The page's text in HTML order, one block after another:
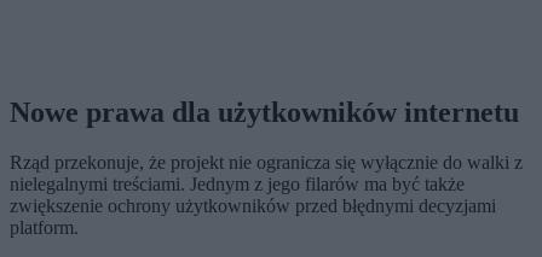
Nowe prawa dla użytkowników internetu
Rząd przekonuje, że projekt nie ogranicza się wyłącznie do walki z
nielegalnymi treściami. Jednym z jego filarów ma być także
zwiększenie ochrony użytkowników przed błędnymi decyzjami
platform.